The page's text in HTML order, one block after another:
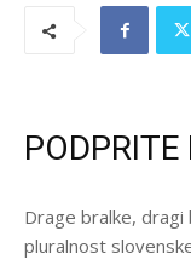
Drage bralke,
pluralnost